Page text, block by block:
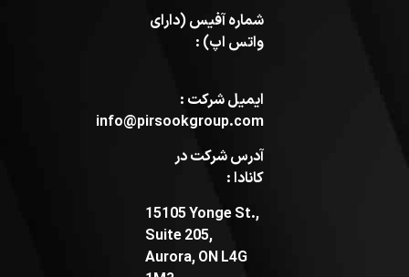
شماره آفیس (دارای
واتس اپ) :
ایمیل شرکت :
info@pirsookgroup.com
آدرس شرکت در
کانادا :
15105 Yonge St.,
Suite 205,
Aurora, ON L4G